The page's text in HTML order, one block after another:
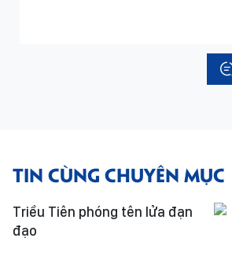
TIN CÙNG CHUYÊN MỤC
Triều Tiên phóng tên lửa đạn
đạo